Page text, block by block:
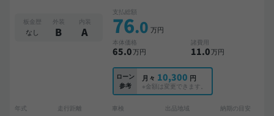
板金歴
なし
外装
B
内装
A
支払総額
76.0 万円
本体価格
65.0万円
諸費用
11.0万円
ローン
参考
月々 10,300 円
※金額は変更できます。
年式 走行距離 車検 出品地域 納期の目安